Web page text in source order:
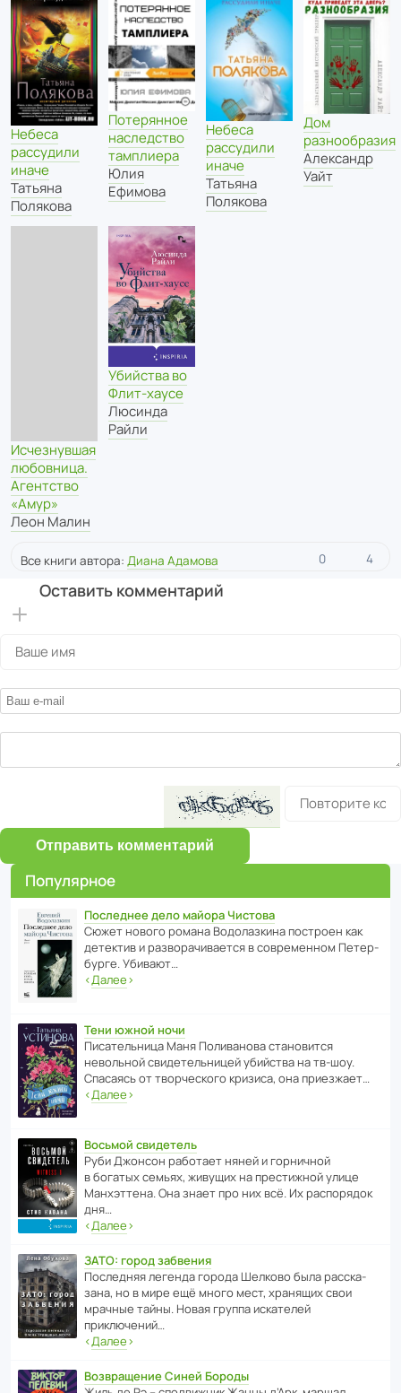
Небеса
рассудили
иначе
Татьяна
Полякова
Потерянное
наследство
тамплиера
Юлия
Ефимова
Небеса
рассудили
иначе
Татьяна
Полякова
Дом
разнообразия
Александр
Уайт
Исчезнувшая
любовница.
Агентство
«Амур»
Леон Малин
Убийства во
Флит-хаусе
Люсинда
Райли
Все книги автора: Диана Адамова 0 4
Оставить комментарий
Отправить комментарий
Популярное
Последнее дело майора Чистова
Сюжет нового романа Водо­ла­з­кина пост­роен как
дете­ктив и разво­ра­чи­ва­ется в совре­менном Пете­р­
бурге. Убивают…
‹Далее›
Тени южной ночи
Писа­тель­ница Маня Поли­ва­нова стано­вится
невольной свиде­тель­ницей убийства на тв-шоу.
Спасаясь от твор­че­с­кого кризиса, она приезжает…
‹Далее›
Восьмой свидетель
Руби Джонсон рабо­тает няней и горни­чной
в богатых семьях, живущих на прес­ти­жной улице
Манх­эт­тена. Она знает про них всё. Их распо­рядок
дня…
‹Далее›
ЗАТО: город забвения
После­дняя легенда города Шелково была расска­
зана, но в мире ещё много мест, хранящих свои
мрачные тайны. Новая группа иска­телей
приключений…
‹Далее›
Возвращение Синей Бороды